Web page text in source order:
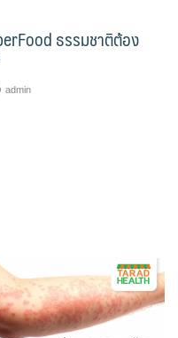
ธรรมชาติต้อง
admin